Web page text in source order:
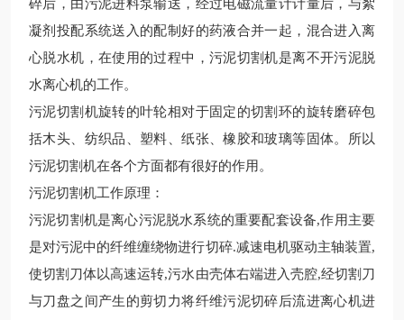
碎后，由污泥进料泵输送，经过电磁流量计计量后，与絮
凝剂投配系统送入的配制好的药液合并一起，混合进入离
心脱水机，在使用的过程中，污泥切割机是离不开污泥脱
水离心机的工作。
污泥切割机旋转的叶轮相对于固定的切割环的旋转磨碎包
括木头、纺织品、塑料、纸张、橡胶和玻璃等固体。所以
污泥切割机在各个方面都有很好的作用。
污泥切割机工作原理：
污泥切割机是离心污泥脱水系统的重要配套设备,作用主要
是对污泥中的纤维缠绕物进行切碎.减速电机驱动主轴装置,
使切割刀体以高速运转,污水由壳体右端进入壳腔,经切割刀
与刀盘之间产生的剪切力将纤维污泥切碎后流进离心机进